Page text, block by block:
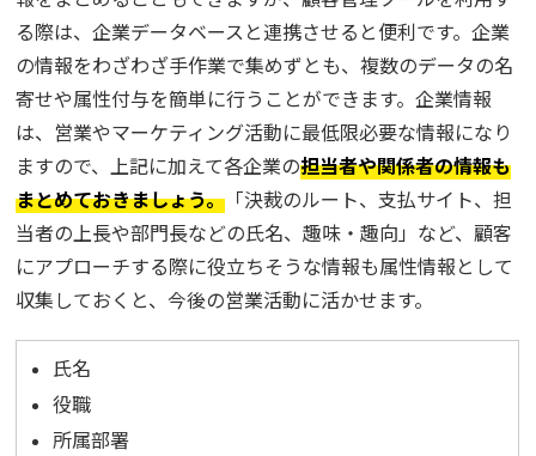
る際は、企業データベースと連携させると便利です。企業
の情報をわざわざ手作業で集めずとも、複数のデータの名
寄せや属性付与を簡単に行うことができます。企業情報
は、営業やマーケティング活動に最低限必要な情報になり
ますので、上記に加えて各企業の担当者や関係者の情報も
まとめておきましょう。 「決裁のルート、支払サイト、担
当者の上長や部門長などの氏名、趣味・趣向」など、顧客
にアプローチする際に役立ちそうな情報も属性情報として
収集しておくと、今後の営業活動に活かせます。
氏名
役職
所属部署